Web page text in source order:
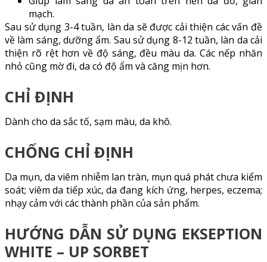
mạch.
Sau sử dụng 3-4 tuần, làn da sẽ được cải thiện các vấn đề
về làm sáng, dưỡng ẩm. Sau sử dụng 8-12 tuần, làn da cải
thiện rõ rệt hơn về độ sáng, đều màu da. Các nếp nhăn
nhỏ cũng mờ đi, da có độ ẩm và căng mịn hơn.
CHỈ ĐỊNH
Dành cho da sắc tố, sạm màu, da khô.
CHỐNG CHỈ ĐỊNH
Da mụn, da viêm nhiễm lan tràn, mụn quá phát chưa kiểm
soát; viêm da tiếp xúc, da đang kích ứng, herpes, eczema;
nhạy cảm với các thành phần của sản phẩm.
HƯỚNG DẪN SỬ DỤNG EKSEPTION
WHITE – UP SORBET